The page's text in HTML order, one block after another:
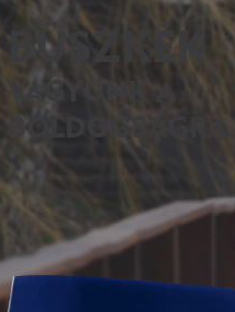
BÜSZKÉK
VAGYUNK A
BOLDOGSÁGRA.